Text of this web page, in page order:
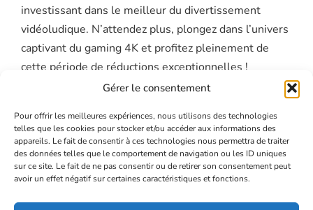
Gérer le consentement
Pour offrir les meilleures expériences, nous utilisons des technologies
telles que les cookies pour stocker et/ou accéder aux informations des
appareils. Le fait de consentir à ces technologies nous permettra de traiter
des données telles que le comportement de navigation ou les ID uniques
sur ce site. Le fait de ne pas consentir ou de retirer son consentement peut
avoir un effet négatif sur certaines caractéristiques et fonctions.
investissant dans le meilleur du divertissement
vidéoludique. N’attendez plus, plongez dans l’univers
captivant du gaming 4K et profitez pleinement de
cette période de réductions exceptionnelles !
ACCUEIL
JOUEURS
GUIDES